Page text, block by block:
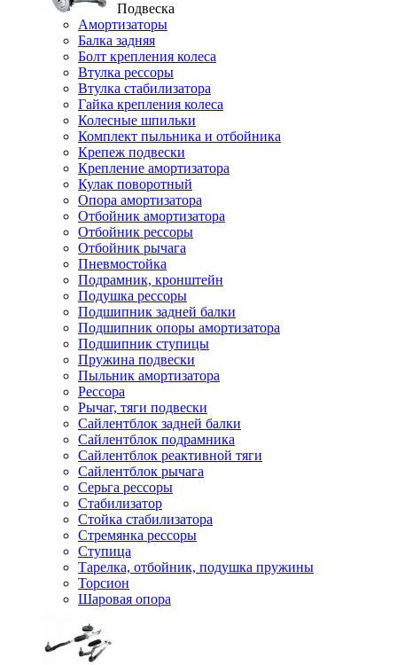
Подвеска
Амортизаторы
Балка задняя
Болт крепления колеса
Втулка рессоры
Втулка стабилизатора
Гайка крепления колеса
Колесные шпильки
Комплект пыльника и отбойника
Крепеж подвески
Крепление амортизатора
Кулак поворотный
Опора амортизатора
Отбойник амортизатора
Отбойник рессоры
Отбойник рычага
Пневмостойка
Подрамник, кронштейн
Подушка рессоры
Подшипник задней балки
Подшипник опоры амортизатора
Подшипник ступицы
Пружина подвески
Пыльник амортизатора
Рессора
Рычаг, тяги подвески
Сайлентблок задней балки
Сайлентблок подрамника
Сайлентблок реактивной тяги
Сайлентблок рычага
Серьга рессоры
Стабилизатор
Стойка стабилизатора
Стремянка рессоры
Ступица
Тарелка, отбойник, подушка пружины
Торсион
Шаровая опора